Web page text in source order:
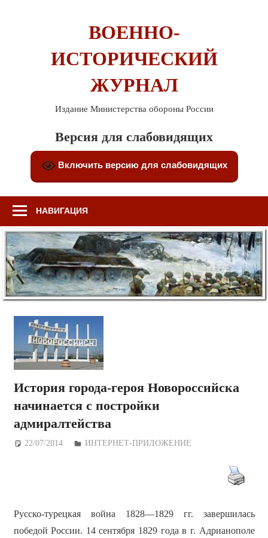
ВОЕННО-
ИСТОРИЧЕСКИЙ
ЖУРНАЛ
Издание Министерства обороны России
Версия для слабовидящих
Включить версию для слабовидящих
НАВИГАЦИЯ
История города-героя Новороссийска
начинается с постройки
адмиралтейства
22/07/2014 Дежурный по Редакции
ИНТЕРНЕТ-ПРИЛОЖЕНИЕ
Русско-турецкая война 1828—1829 гг. завершилась
победой России. 14 сентября 1829 года в г. Адрианополе